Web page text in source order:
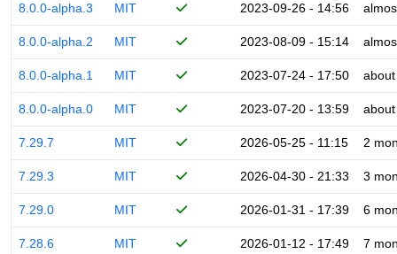
8.0.0-alpha.3 MIT 2023-09-26 - 14:56
8.0.0-alpha.2 MIT 2023-08-09 - 15:14
8.0.0-alpha.1 MIT 2023-07-24 - 17:50
8.0.0-alpha.0 MIT 2023-07-20 - 13:59
7.29.7 MIT 2026-05-25 - 11:15 2
7.29.3 MIT 2026-04-30 - 21:33 3
7.29.0 MIT 2026-01-31 - 17:39 6
7.28.6 MIT 2026-01-12 - 17:49 7